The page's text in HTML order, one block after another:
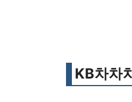
KB차차